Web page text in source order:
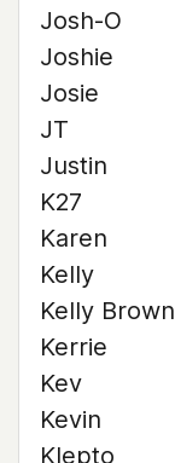
Josh-O
Joshie
Josie
JT
Justin
K27
Karen
Kelly
Kelly Brown
Kerrie
Kev
Kevin
Klepto